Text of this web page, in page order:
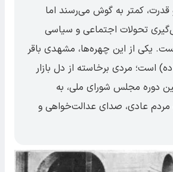
کمتر به گوش می‌رسند اما
تحولات اجتماعی و سیاسی
است. یکی از این چهره‌ها، مشهدی باقر
است؛ مردی برخاسته از دل بازار
دوره مجلس شورای ملی، به
مردم عادی، صدای عدالت‌خواهی و